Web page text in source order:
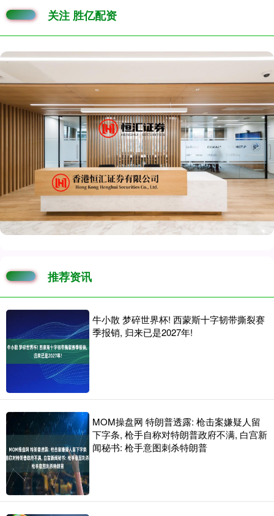
关注 胜亿配资
推荐资讯
牛小散 梦碎世界杯! 西蒙斯十字韧带撕裂赛
季报销, 归来已是2027年!
MOM操盘网 特朗普透露: 枪击案嫌疑人留
下字条, 枪手自称对特朗普政府不满, 白宫新
闻秘书: 枪手意图刺杀特朗普